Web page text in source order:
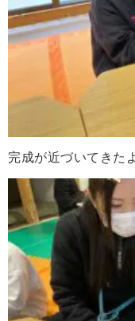
完成が近づいてきた